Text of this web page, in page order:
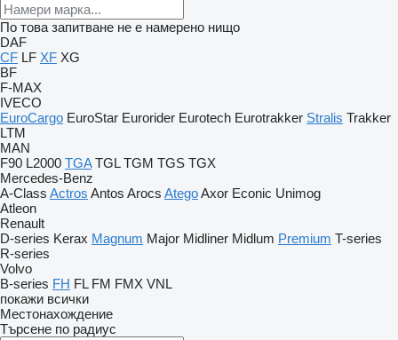
По това запитване не е намерено нищо
DAF
CF LF XF XG
BF
F-MAX
IVECO
EuroCargo EuroStar Eurorider Eurotech Eurotrakker Stralis Trakker
LTM
MAN
F90 L2000 TGA TGL TGM TGS TGX
Mercedes-Benz
A-Class Actros Antos Arocs AtegoAxor Econic Unimog
Atleon
Renault
D-series Kerax Magnum Major Midliner Midlum Premium T-series
R-series
Volvo
B-series FH FL FM FMX VNL
покажи всички
Местонахождение
Търсене по радиус